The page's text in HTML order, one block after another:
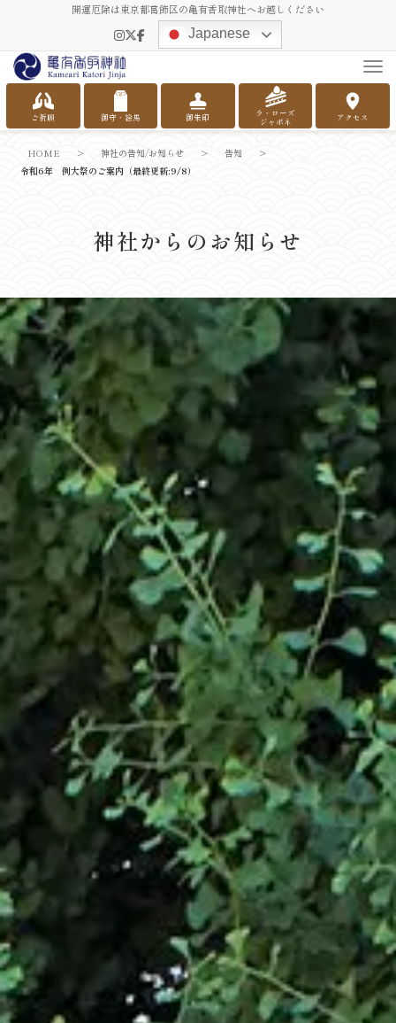
開運厄除は東京都葛飾区の亀有香取神社へお越しください
Japanese
ご祈願 御守・絵馬 御朱印
ラ・ローズ
ジャポネ
アクセス
神社からのお知らせ
HOME > 神社の告知/お知らせ > 告知
>
令和6年 例大祭のご案内（最終更新:9/8）